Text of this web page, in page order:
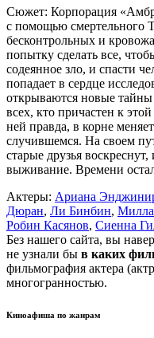
Сюжет: Корпорация
с помощью смертельного
бесконтрольных и
попытку сделать все,
содеянное зло, и спасти
попадает в сердце
открываются новые
всех, кто причастен к
ней правда, в корне
случившемся. На своем
старые друзья воскреснут,
выживание. Времени
Актеры: Ариана
Дюран, Ли Бинбин,
Робин Касянов, Сиенна
Без нашего сайта, вы
не узнали бы в каких
фильмография актера
многогранностью.
Киноафиша по жанрам